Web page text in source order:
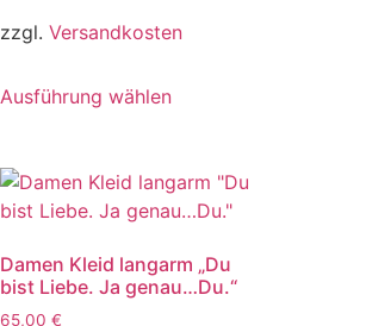
zzgl. Versandkosten
Ausführung wählen
Damen Kleid langarm „Du
bist Liebe. Ja genau…Du.“
65,00 €